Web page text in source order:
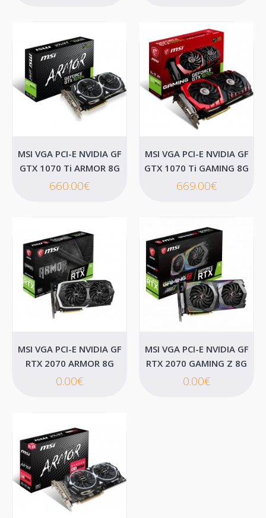
MSI VGA PCI-E NVIDIA GF GT 1030 AERO ITX
2GD4 OC
Καλάθι
Επιθυμητό
Σύγκριση
MSI VGA PCI-E NVIDIA GF GT 710 (GT710-
1GD3HLP)
MSI VGA PCI-E NVIDIA GeForce® GT 710 (GT710-1GD3HLP)..
MSI VGA PCI-E NVIDIA GF
GTX 1070 Ti ARMOR 8G
660.00€
MSI VGA PCI-E NVIDIA GF
GTX 1070 Ti GAMING 8G
669.00€
MSI VGA PCI-E NVIDIA GF
RTX 2070 ARMOR 8G
0.00€
MSI VGA PCI-E NVIDIA GF
RTX 2070 GAMING Z 8G
0.00€